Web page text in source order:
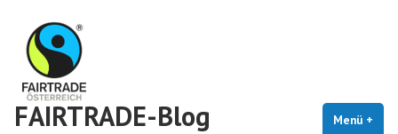
Inhalt
springen
FAIRTRADE-Blog Menü +